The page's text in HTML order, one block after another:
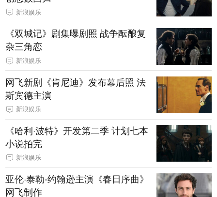
新浪娱乐
《双城记》剧集曝剧照 战争酝酿复
杂三角恋
新浪娱乐
网飞新剧《肯尼迪》发布幕后照 法
斯宾德主演
新浪娱乐
《哈利·波特》开发第二季 计划七本
小说拍完
新浪娱乐
亚伦·泰勒-约翰逊主演《春日序曲》
网飞制作